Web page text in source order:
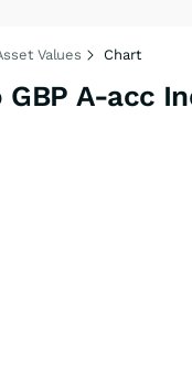
Values Chart
A-acc